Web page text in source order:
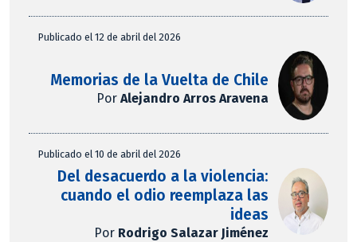
Publicado el 12 de abril del 2026
Memorias de la Vuelta de Chile
PorAlejandro Arros Aravena
Publicado el 10 de abril del 2026
Del desacuerdo a la violencia:
cuando el odio reemplaza las
ideas
Por Rodrigo Salazar Jiménez